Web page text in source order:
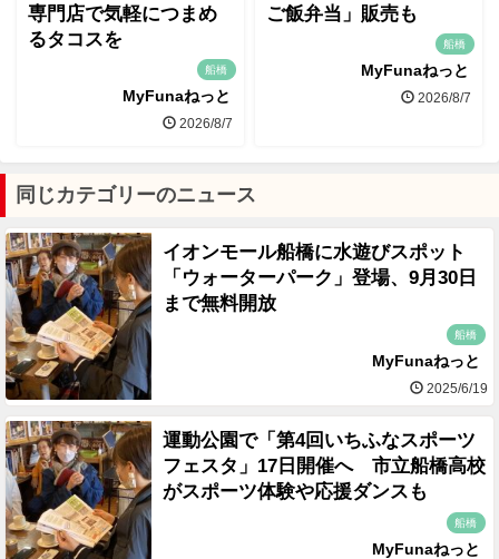
専門店で気軽につまめ
るタコスを
船橋
MyFunaねっと
2026/8/7
ご飯弁当」販売も
船橋
MyFunaねっと
2026/8/7
同じカテゴリーのニュース
イオンモール船橋に水遊びスポット
「ウォーターパーク」登場、9月30日
まで無料開放
船橋
MyFunaねっと
2025/6/19
運動公園で「第4回いちふなスポーツ
フェスタ」17日開催へ 市立船橋高校
がスポーツ体験や応援ダンスも
船橋
MyFunaねっと